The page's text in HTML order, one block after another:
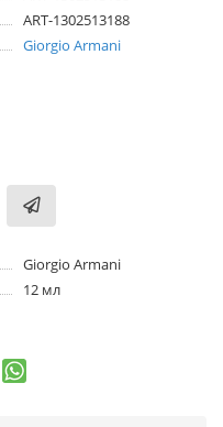
ART-1302513188
Giorgio Armani
Giorgio Armani
12 мл